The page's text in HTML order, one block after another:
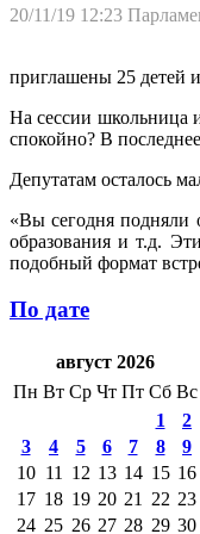
20/11/19 12:23
приглашены 25 детей
На сессии школьница
спокойно? В
Депутатам осталось
«Вы сегодня подняли
образования и т.д.
подобный формат
По дате
август 2026
Пн Вт Ср Чт Пт Сб Вс
1
2
3
4 5 6 7 8
9
10 11 12 13 14 15 16
17 18 19 20 21 22 23
24 25 26 27 28 29 30